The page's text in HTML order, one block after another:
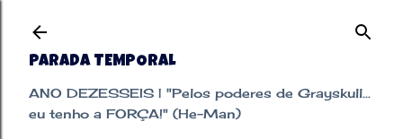
PARADA TEMPORAL
ANO DEZESSEIS | "Pelos poderes de Grayskull...
eu tenho a FORÇA!" (He-Man)